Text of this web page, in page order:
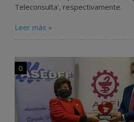
Teleconsulta’, respectivamente.
Leer más »
0